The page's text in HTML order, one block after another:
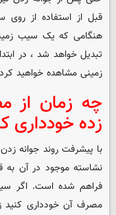
قبل از استفاده از
هنگامی که یک سیب
تبدیل خواهد شد ، در
زمینی مشاهده خواهید
چه زمان از
زده خودداری
با پیشرفت روند جوانه
نشاسته موجود در آن
فراهم شده است. اگر
مصرف آن خودداری